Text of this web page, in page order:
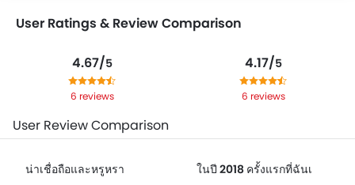
User Ratings & Review Comparison
4.67/5
6 reviews
4.17/5
6 reviews
User Review Comparison
น่าเชื่อถือและหรูหรา ในปี 2018 ครั้งแรกที่ฉันเ